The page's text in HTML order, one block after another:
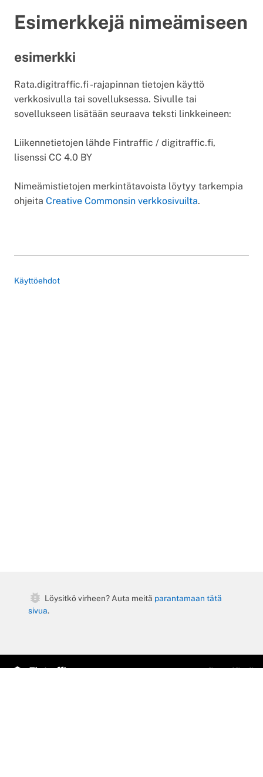
Esimerkkejä nimeämiseen
esimerkki
Rata.digitraffic.fi -rajapinnan tietojen käyttö
verkkosivulla tai sovelluksessa. Sivulle tai
sovellukseen lisätään seuraava teksti linkkeineen:
Liikennetietojen lähde Fintraffic / digitraffic.fi,
lisenssi CC 4.0 BY
Nimeämistietojen merkintätavoista löytyy tarkempia
ohjeita Creative Commonsin verkkosivuilta.
Käyttöehdot
bug_report Löysitkö virheen? Auta meitä parantamaan tätä
sivua.
fintraffic.fi